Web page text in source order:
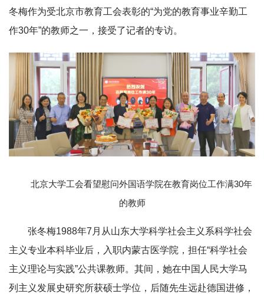
冬梅作为受北京市教育工会表彰的“为党的教育事业辛勤工
作30年”的教师之一，接受了记者的专访。
北京大学工会看望慰问外国语学院在教育岗位工作满30年
的教师
张冬梅1988年7月从山东大学科学社会主义系科学社会
主义专业本科毕业后，入职内蒙古医学院，担任“科学社会
主义理论与实践”公共课教师。其间，她在中国人民大学马
列主义发展史研究所获硕士学位，后随先生远赴德国进修，